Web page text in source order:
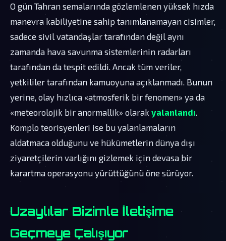
O gün Tahran semalarında gözlemlenen yüksek hızda
manevra kabiliyetine sahip tanımlanamayan cisimler,
sadece sivil vatandaşlar tarafından değil aynı
zamanda hava savunma sistemlerinin radarları
tarafından da tespit edildi. Ancak tüm veriler,
yetkililer tarafından kamuoyuna açıklanmadı. Bunun
yerine, olay hızlıca «atmosferik bir fenomen» ya da
«meteorolojik bir anormallik» olarak yalanlandı
Komplo teorisyenleri ise bu yalanlamaların
aldatmaca olduğunu ve hükümetlerin dünya dışı
ziyaretçilerin varlığını gizlemek için devasa bir
karartma operasyonu yürüttüğünü öne sürüyor.
Uzaylılar Bizimle İletişime
Geçmeye Çalışıyor